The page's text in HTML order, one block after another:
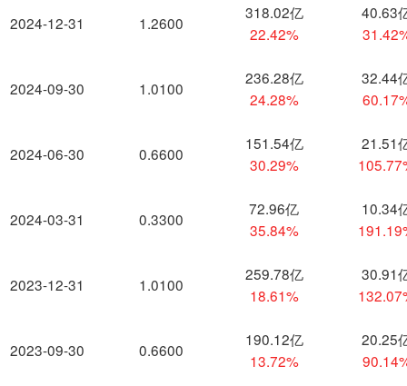
2024-12-31
2024-09-30
2024-06-30
2024-03-31
2023-12-31
2023-09-30
1.2600
318.02亿
22.42%
40.63
1.0100
236.28亿
24.28%
32.44
0.6600
151.54亿
30.29%
21.51
0.3300
72.96亿
35.84%
10.34
1.0100
259.78亿
18.61%
30.91
0.6600
190.12亿
13.72%
20.25